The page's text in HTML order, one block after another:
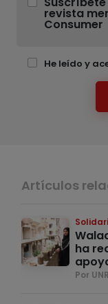
revista
Consumer
He leído y
Artículos
ha
Por